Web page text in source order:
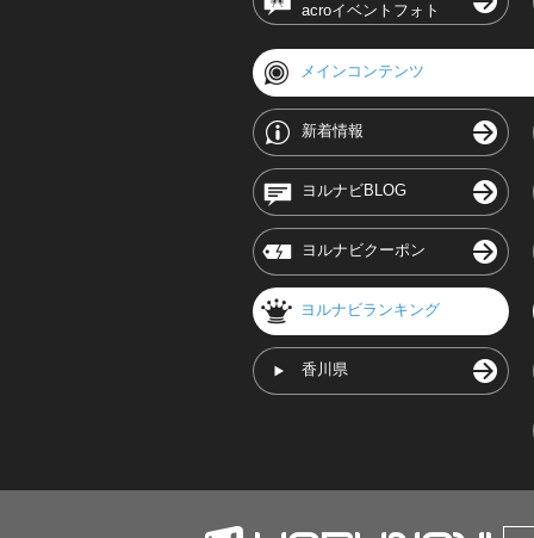
acroイベントフォト
メインコンテンツ
新着情報
ヨルナビBLOG
ヨルナビクーポン
ヨルナビランキング
香川県